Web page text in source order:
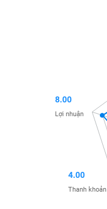
4.00
Thanh khoản
8.00
Lợi nhuận